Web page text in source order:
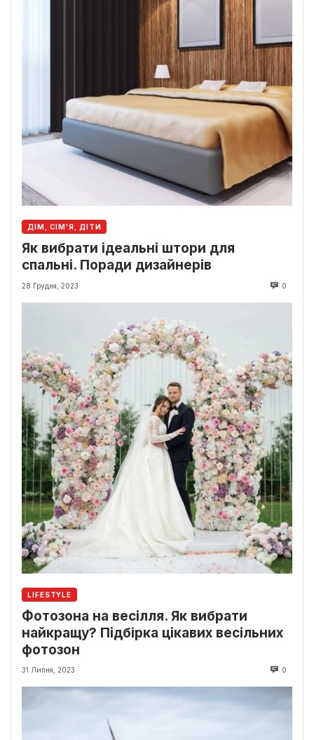
ДІМ, СІМ'Я, ДІТИ
Як вибрати ідеальні штори для
спальні. Поради дизайнерів
28 Грудня, 2023 0
LIFESTYLE
Фотозона на весілля. Як вибрати
найкращу? Підбірка цікавих весільних
фотозон
31 Липня, 2023 0